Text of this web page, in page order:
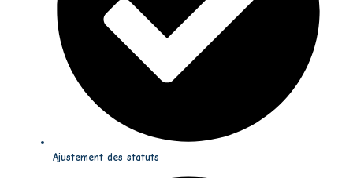
Ajustement des statuts